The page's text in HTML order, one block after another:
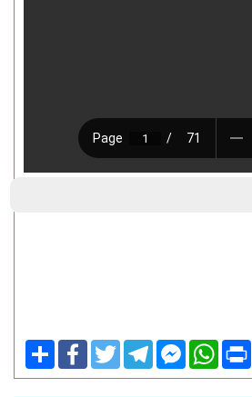
ShareFacebookTwitterTelegramFacebook
Messenger
WhatsApp Print